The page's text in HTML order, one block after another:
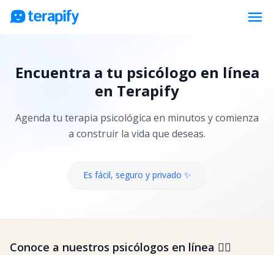
menu
Precios
Empresas
Preguntas frecuentes
Encuentra a tu psicólogo en línea
en Terapify
Agenda tu terapia psicológica en minutos y comienza
a construir la vida que deseas.
Es fácil, seguro y privado ✨
Conoce a nuestros psicólogos en línea 👇🏼